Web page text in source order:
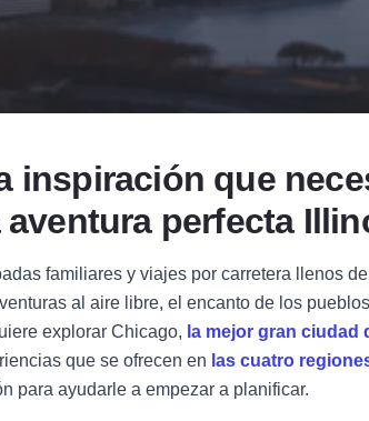
inspiración que
perfecta
familiares y viajes por carretera llenos
al aire libre, el encanto de los
explorar Chicago, la mejor gran ciudad
que se ofrecen en las cuatro
para ayudarle a empezar a planificar.